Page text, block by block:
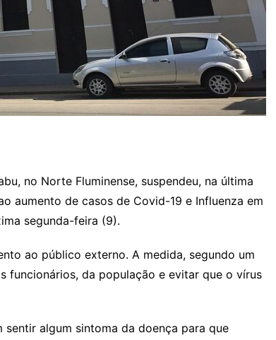
no Norte Fluminense, suspendeu, na última
aumento de casos de Covid-19 e Influenza em
segunda-feira (9).
ao público externo. A medida, segundo um
funcionários, da população e evitar que o vírus
algum sintoma da doença para que